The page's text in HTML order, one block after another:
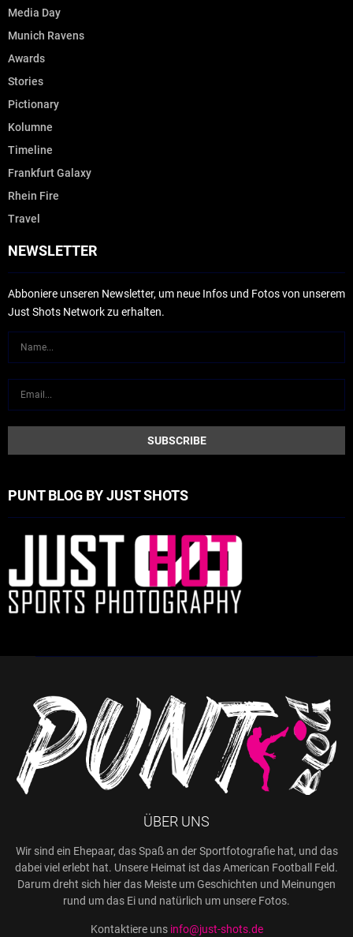
Media Day
Munich Ravens
Awards
Stories
Pictionary
Kolumne
Timeline
Frankfurt Galaxy
Rhein Fire
Travel
NEWSLETTER
Abboniere unseren Newsletter, um neue Infos und Fotos von unserem
Just Shots Network zu erhalten.
PUNT BLOG BY JUST SHOTS
ÜBER UNS
Wir sind ein Ehepaar, das Spaß an der Sportfotografie hat, und das
dabei viel erlebt hat. Unsere Heimat ist das American Football Feld.
Darum dreht sich hier das Meiste um Geschichten und Meinungen
rund um das Ei und natürlich um unsere Fotos.
Kontaktiere uns info@just-shots.de